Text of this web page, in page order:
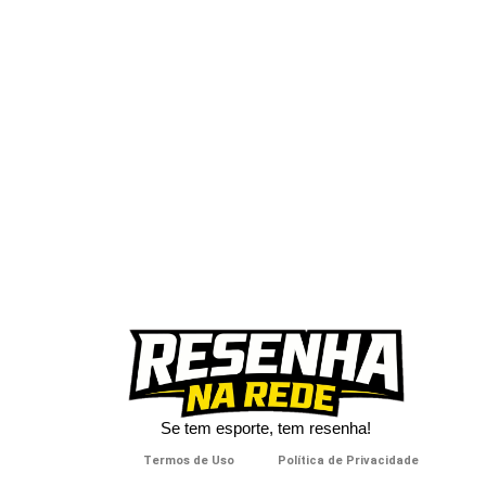
Se tem esporte, tem resenha!​
Termos de Uso Política de Privacidade